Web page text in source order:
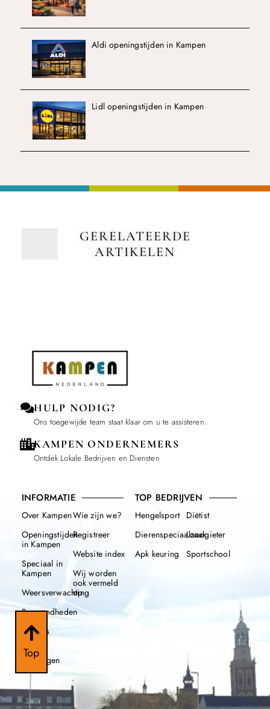
Top
Aldi openingstijden in Kampen
Lidl openingstijden in Kampen
GERELATEERDE
ARTIKELEN
HULP NODIG?
Ons toegewijde team staat klaar om u te assisteren.
KAMPEN ONDERNEMERS
Ontdek Lokale Bedrijven en Diensten
INFORMATIE
Over Kampen
Openingstijden
in Kampen
Speciaal in
Kampen
Weersverwachting
Beroemdheden
Nieuws
112
meldingen
Wie zijn we?
Registreer
Website index
Wij worden
ook vermeld
op
TOP BEDRIJVEN
Hengelsport
Dierenspeciaalzaak
Apk keuring
Diëtist
Loodgieter
Sportschool